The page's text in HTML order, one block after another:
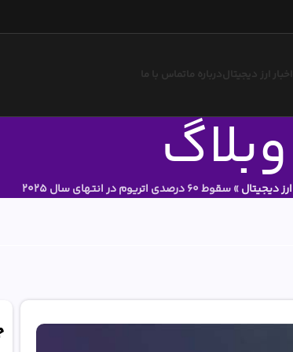
اخبار ارز دیجیتالدرباره ماتماس با ما
وبلاگ
ارز دیجیتال»سقوط 60 درصدی اتریوم در انتهای سال 2025